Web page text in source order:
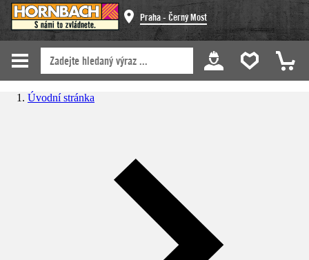
Praha - Černý Most
Úvodní stránka